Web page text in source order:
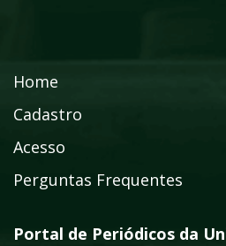
Home
Cadastro
Acesso
Perguntas Frequentes
Portal de Periódicos da